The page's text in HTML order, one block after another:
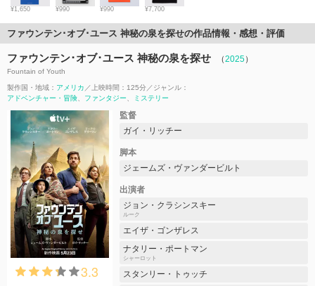
¥1,650 ¥990 ¥990 ¥7,700
ファウンテン･オブ･ユース 神秘の泉を探せの作品情報・感想・評価
ファウンテン･オブ･ユース 神秘の泉を探せ （2025）
Fountain of Youth
製作国・地域： アメリカ 上映時間：125分
ジャンル：
アドベンチャー・冒険
ファンタジー ミステリー
3.3
監督
ガイ・リッチー
脚本
ジェームズ・ヴァンダービルト
出演者
ジョン・クラシンスキー
ルーク
エイザ・ゴンザレス
ナタリー・ポートマン
シャーロット
スタンリー・トゥッチ